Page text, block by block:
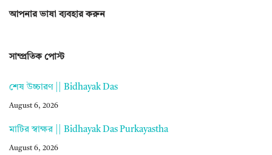
আপনার ভাষা ব্যবহার করুন
সাম্প্রতিক পোস্ট
শেষ উচ্চারণ || Bidhayak Das
August 6, 2026
মাটির স্বাক্ষর || Bidhayak Das Purkayastha
August 6, 2026